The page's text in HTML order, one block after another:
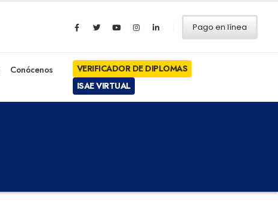
Pago en línea
Conócenos
VERIFICADOR DE DIPLOMAS
ISAE VIRTUAL